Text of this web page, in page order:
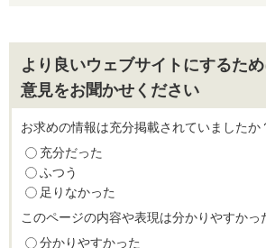
より良いウェブサイトにするた
意見をお聞かせください
お求めの情報は充分掲載されていましたか
充分だった
ふつう
足りなかった
このページの内容や表現は分かりやすかっ
分かりやすかった